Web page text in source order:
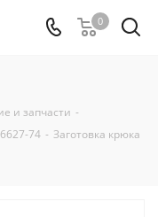
0
и запчасти -
74 - Заготовка крюка